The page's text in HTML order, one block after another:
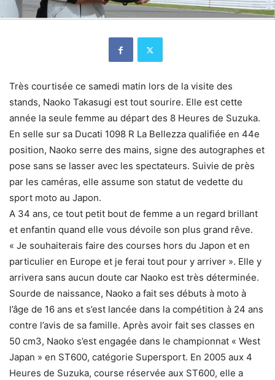
Très courtisée ce samedi matin lors de la visite des
stands, Naoko Takasugi est tout sourire. Elle est cette
année la seule femme au départ des 8 Heures de Suzuka.
En selle sur sa Ducati 1098 R La Bellezza qualifiée en 44e
position, Naoko serre des mains, signe des autographes et
pose sans se lasser avec les spectateurs. Suivie de près
par les caméras, elle assume son statut de vedette du
sport moto au Japon.
A 34 ans, ce tout petit bout de femme a un regard brillant
et enfantin quand elle vous dévoile son plus grand rêve.
« Je souhaiterais faire des courses hors du Japon et en
particulier en Europe et je ferai tout pour y arriver ». Elle y
arrivera sans aucun doute car Naoko est très déterminée.
Sourde de naissance, Naoko a fait ses débuts à moto à
l’âge de 16 ans et s’est lancée dans la compétition à 24 ans
contre l’avis de sa famille. Après avoir fait ses classes en
50 cm3, Naoko s’est engagée dans le championnat « West
Japan » en ST600, catégorie Supersport. En 2005 aux 4
Heures de Suzuka, course réservée aux ST600, elle a